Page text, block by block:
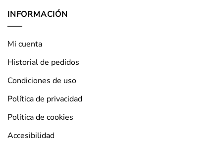
INFORMACIÓN
Mi cuenta
Historial de pedidos
Condiciones de uso
Política de privacidad
Política de cookies
Accesibilidad